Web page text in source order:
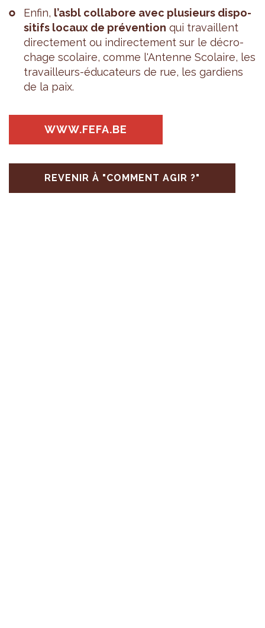
Enfin, l’asbl col­la­bore avec plu­sieurs dis­po­
si­tifs locaux de pré­ven­tion qui tra­vaillent
direc­te­ment ou indi­rec­te­ment sur le décro­
chage sco­laire, comme l'An­tenne Sco­laire, les
tra­vailleurs-édu­ca­teurs de rue, les gar­diens
de la paix.
WWW.​FEFA.​BE
REVENIR À "COMMENT AGIR ?"